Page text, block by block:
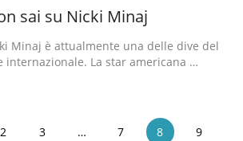
sai su Nicki Minaj
Minaj è attualmente una delle dive del
internazionale. La star americana …
2 3 … 7 8
9